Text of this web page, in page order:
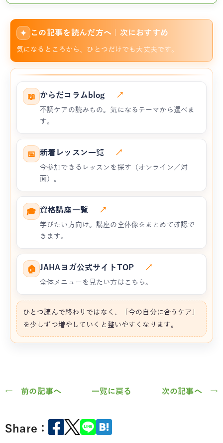
✦ この記事を読んだ方へ｜次におすすめ
気になるところから、ひとつだけでも大丈夫です。
📖 からだコラムblog ↗
不調ケアの読みもの。気になるテーマから選べま
す。
📅 新着レッスン一覧 ↗
今参加できるレッスンを探す（オンライン／対
面）。
🎓 資格講座一覧 ↗
学びたい方向け。講座の全体像をまとめて確認で
きます。
🏠 JAHAヨガ公式サイトTOP ↗
全体メニューを見たい方はこちら。
ひとつ読んで終わりではなく、「今の自分に合うケア」
を少しずつ増やしていくと整いやすくなります。
← 前の記事へ 一覧に戻る 次の記事へ →
Share：